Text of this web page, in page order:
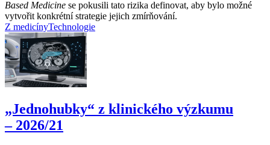
Based Medicine se pokusili tato rizika definovat, aby bylo možné
vytvořit konkrétní strategie jejich zmírňování.
Z medicínyTechnologie
„Jednohubky“ z klinického výzkumu
–⁠ 2026/21